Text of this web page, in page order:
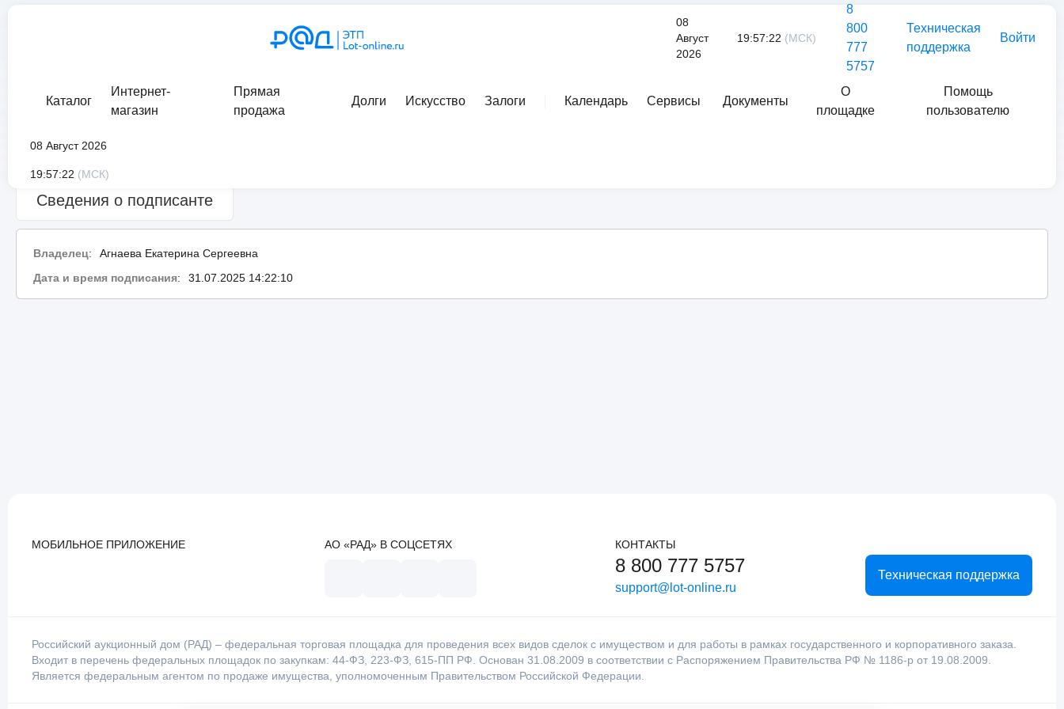
08
Август
2026
19:57:22 (МСК)
8
800
777
5757
Техническая
поддержка
Войти
Каталог
Интернет-
магазин
Прямая
продажа
Долги Искусство Залоги Календарь Сервисы Документы
О
площадке
Помощь
пользователю
08 Август 2026
19:57:22 (МСК)
Сведения о подписанте
Владелец:
Агнаева Екатерина Сергеевна
Дата и время подписания: 31.07.2025 14:22:10
МОБИЛЬНОЕ ПРИЛОЖЕНИЕ АО «РАД» В СОЦСЕТЯХ КОНТАКТЫ
8 800 777 5757
support@lot-online.ru
Техническая поддержка
Российский аукционный дом (РАД) – федеральная торговая площадка для проведения всех видов сделок с имуществом и для работы в рамках государственного и корпоративного заказа.
Входит в перечень федеральных площадок по закупкам: 44-ФЗ, 223-ФЗ, 615-ПП РФ. Основан 31.08.2009 в соответствии с Распоряжением Правительства РФ № 1186-р от 19.08.2009.
Является федеральным агентом по продаже имущества, уполномоченным Правительством Российской Федерации.